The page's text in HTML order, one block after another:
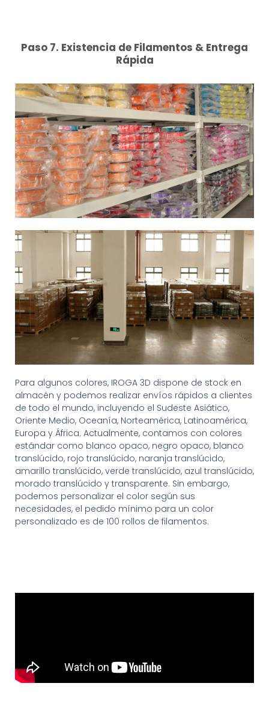
Paso 7. Existencia de Filamentos & Entrega
Rápida
Para algunos colores, IROGA 3D dispone de stock en
almacén y podemos realizar envíos rápidos a clientes
de todo el mundo, incluyendo el Sudeste Asiático,
Oriente Medio, Oceanía, Norteamérica, Latinoamérica,
Europa y África. Actualmente, contamos con colores
estándar como blanco opaco, negro opaco, blanco
translúcido, rojo translúcido, naranja translúcido,
amarillo translúcido, verde translúcido, azul translúcido,
morado translúcido y transparente. Sin embargo,
podemos personalizar el color según sus
necesidades, el pedido mínimo para un color
personalizado es de 100 rollos de filamentos.